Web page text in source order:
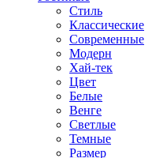
Стиль
Классические
Современные
Модерн
Хай-тек
Цвет
Белые
Венге
Светлые
Темные
Размер